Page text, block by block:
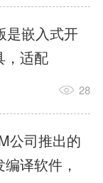
给AI大脑装
，它真的能
什么是
定，调试工
源项目基于
目需要单
持包，新
，正版商业
未授权版本
，适合硬
嵌入式开
，适配
等多款芯
仿真，兼容
装包。软件
库，初次
28
司推出的
译软件，